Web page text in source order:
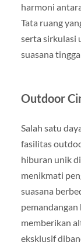
harmoni
Tata ruang
serta sirkulasi
suasana
Outdoor
Salah satu
fasilitas
hiburan unik
menikmati
suasana
pemandangan
memberikan
eksklusif